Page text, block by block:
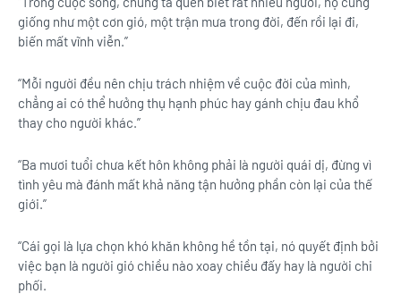
giống như một cơn gió, một trận mưa trong đời, đến rồi lại đi,
biến mất vĩnh viễn.”
“Mỗi người đều nên chịu trách nhiệm về cuộc đời của mình,
chẳng ai có thể hưởng thụ hạnh phúc hay gánh chịu đau khổ
thay cho người khác.”
“Ba mươi tuổi chưa kết hôn không phải là người quái dị, đừng vì
tình yêu mà đánh mất khả năng tận hưởng phần còn lại của thế
giới.”
“Cái gọi là lựa chọn khó khăn không hề tồn tại, nó quyết định bởi
việc bạn là người gió chiều nào xoay chiều đấy hay là người chi
phối.